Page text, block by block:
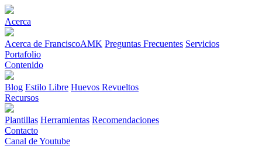
Acerca
Acerca de FranciscoAMK Preguntas Frecuentes Servicios
Portafolio
Contenido
Blog Estilo Libre Huevos Revueltos
Recursos
Plantillas Herramientas Recomendaciones
Contacto
Canal de Youtube